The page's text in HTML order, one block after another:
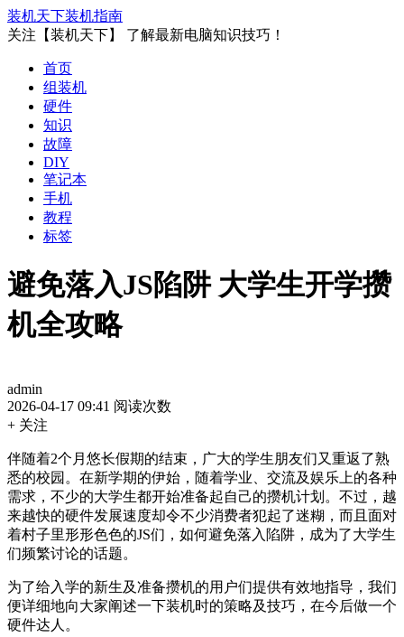
装机天下装机指南
关注【装机天下】 了解最新电脑知识技巧！
首页
组装机
硬件
知识
故障
DIY
笔记本
手机
教程
标签
避免落入JS陷阱 大学生开学攒
机全攻略
admin
2026-04-17 09:41 阅读次数
+ 关注
伴随着2个月悠长假期的结束，广大的学生朋友们又重返了熟
悉的校园。在新学期的伊始，随着学业、交流及娱乐上的各种
需求，不少的大学生都开始准备起自己的攒机计划。不过，越
来越快的硬件发展速度却令不少消费者犯起了迷糊，而且面对
着村子里形形色色的JS们，如何避免落入陷阱，成为了大学生
们频繁讨论的话题。
为了给入学的新生及准备攒机的用户们提供有效地指导，我们
便详细地向大家阐述一下装机时的策略及技巧，在今后做一个
硬件达人。